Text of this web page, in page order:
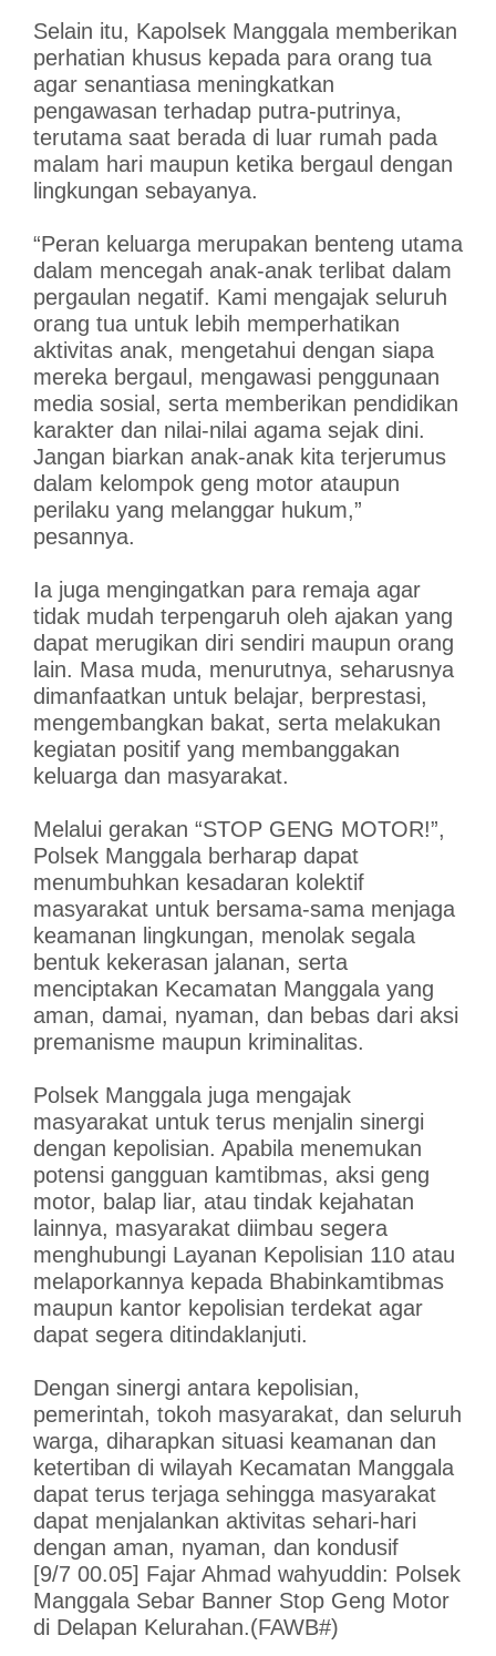
Selain itu, Kapolsek Manggala memberikan
perhatian khusus kepada para orang tua
agar senantiasa meningkatkan
pengawasan terhadap putra-putrinya,
terutama saat berada di luar rumah pada
malam hari maupun ketika bergaul dengan
lingkungan sebayanya.
“Peran keluarga merupakan benteng utama
dalam mencegah anak-anak terlibat dalam
pergaulan negatif. Kami mengajak seluruh
orang tua untuk lebih memperhatikan
aktivitas anak, mengetahui dengan siapa
mereka bergaul, mengawasi penggunaan
media sosial, serta memberikan pendidikan
karakter dan nilai-nilai agama sejak dini.
Jangan biarkan anak-anak kita terjerumus
dalam kelompok geng motor ataupun
perilaku yang melanggar hukum,”
pesannya.
Ia juga mengingatkan para remaja agar
tidak mudah terpengaruh oleh ajakan yang
dapat merugikan diri sendiri maupun orang
lain. Masa muda, menurutnya, seharusnya
dimanfaatkan untuk belajar, berprestasi,
mengembangkan bakat, serta melakukan
kegiatan positif yang membanggakan
keluarga dan masyarakat.
Melalui gerakan “STOP GENG MOTOR!”,
Polsek Manggala berharap dapat
menumbuhkan kesadaran kolektif
masyarakat untuk bersama-sama menjaga
keamanan lingkungan, menolak segala
bentuk kekerasan jalanan, serta
menciptakan Kecamatan Manggala yang
aman, damai, nyaman, dan bebas dari aksi
premanisme maupun kriminalitas.
Polsek Manggala juga mengajak
masyarakat untuk terus menjalin sinergi
dengan kepolisian. Apabila menemukan
potensi gangguan kamtibmas, aksi geng
motor, balap liar, atau tindak kejahatan
lainnya, masyarakat diimbau segera
menghubungi Layanan Kepolisian 110 atau
melaporkannya kepada Bhabinkamtibmas
maupun kantor kepolisian terdekat agar
dapat segera ditindaklanjuti.
Dengan sinergi antara kepolisian,
pemerintah, tokoh masyarakat, dan seluruh
warga, diharapkan situasi keamanan dan
ketertiban di wilayah Kecamatan Manggala
dapat terus terjaga sehingga masyarakat
dapat menjalankan aktivitas sehari-hari
dengan aman, nyaman, dan kondusif
[9/7 00.05] Fajar Ahmad wahyuddin: Polsek
Manggala Sebar Banner Stop Geng Motor
di Delapan Kelurahan.(FAWB#)